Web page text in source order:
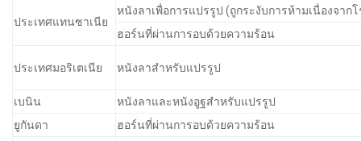
ประเทศแทนซาเนีย
หนังลาเพื่อการแปรรูป (ถูกระงับการห้ามเนื่องจาก
ฮอร์นที่ผ่านการอบด้วยความร้อน
ประเทศมอริเตเนีย หนังลาสำหรับแปรรูป
เบนิน
หนังลาและหนังอูฐสำหรับแปรรูป
ยูกันดา
ฮอร์นที่ผ่านการอบด้วยความร้อน